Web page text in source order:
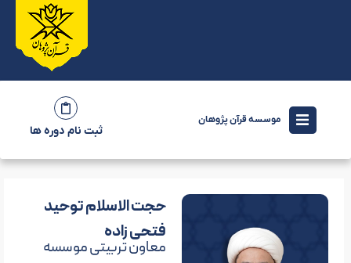
موسسه قرآن پژوهان
ثبت نام دوره ها
حجت الاسلام توحید
فتحی زاده
معاون تربیتی موسسه